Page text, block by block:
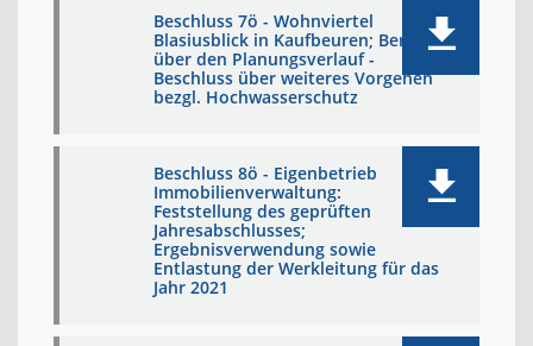
Beschluss 7ö - Wohnviertel
Blasiusblick in Kaufbeuren; Bericht
über den Planungsverlauf -
Beschluss über weiteres Vorgehen
bezgl. Hochwasserschutz
Beschluss 8ö - Eigenbetrieb
Immobilienverwaltung:
Feststellung des geprüften
Jahresabschlusses;
Ergebnisverwendung sowie
Entlastung der Werkleitung für das
Jahr 2021